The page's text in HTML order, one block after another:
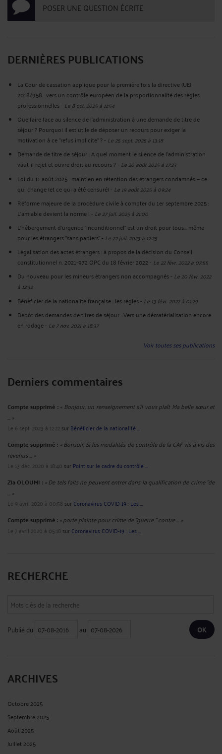
POSER UNE QUESTION ÉCRITE
DERNIÈRES PUBLICATIONS
La Cour de cassation applique pour la première fois la directive (UE)
2018/958 : vers un contrôle européen de la proportionnalité des règles
professionnelles- Le 8 oct. 2025 à 11:54
Que faire face au silence de l'administration à une demande de titre de
séjour ? Pourquoi il est utile de déposer un recours pour exiger la
motivation à ce "refus implicite" ?- Le 25 sept. 2025 à 13:18
Demande de titre de séjour : A quel moment le silence de l’administration
vaut-il rejet et ouvre droit au recours ?- Le 20 août 2025 à 17:23
Loi du 11 août 2025 : maintien en rétention des étrangers condamnés — ce
qui change (et ce qui a été censuré)- Le 19 août 2025 à 09:24
Réforme majeure de la procédure civile à compter du 1er septembre 2025 :
L'amiable devient la norme !- Le 27 juil. 2025 à 21:00
L'hébergement d'urgence "inconditionnel" est un droit pour tous... même
pour les étrangers "sans papiers"- Le 22 juil. 2023 à 12:25
Légalisation des actes étrangers : à propos de la décision du Conseil
constitutionnel n. 2021-972 QPC du 18 février 2022- Le 22 févr. 2022 à 07:55
Du nouveau pour les mineurs étrangers non accompagnés- Le 20 févr. 2022
à 12:32
Bénéficier de la nationalité française : les règles- Le 13 févr. 2022 à 01:29
Dépôt des demandes de titres de séjour : Vers une dématérialisation encore
en rodage- Le 7 nov. 2021 à 18:37
Voir toutes ses publications
Derniers commentaires
Compte supprimé :« Bonjour, un renseignement s’il vous plaît Ma belle sœur et
... »
Le 6 sept. 2023 à 12:22sur Bénéficier de la nationalité ...
Compte supprimé : « Bonsoir, Si les modalités de contrôle de la CAF vis à vis des
revenus ... »
Le 13 déc. 2020 à 18:40 sur Point sur le cadre du contrôle ...
Zia OLOUMI : « De tels faits ne peuvent entrer dans la qualification de crime "de
... »
Le 9 avril 2020 à 00:58 sur Coronavirus COVID-19 : Les ...
Compte supprimé :« porte plainte pour crime de "guerre " contre ... »
Le 7 avril 2020 à 05:18 sur Coronavirus COVID-19 : Les ...
RECHERCHE
Publié du au
ARCHIVES
Octobre 2025
Septembre 2025
Août 2025
Juillet 2025